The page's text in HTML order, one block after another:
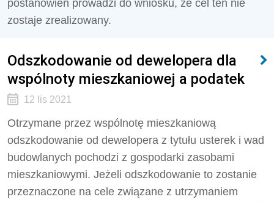
postanowień prowadzi do wniosku, że cel ten nie
zostaje zrealizowany.
Odszkodowanie od dewelopera dla
wspólnoty mieszkaniowej a podatek
12 lis 2021
Otrzymane przez wspólnotę mieszkaniową
odszkodowanie od dewelopera z tytułu usterek i wad
budowlanych pochodzi z gospodarki zasobami
mieszkaniowymi. Jeżeli odszkodowanie to zostanie
przeznaczone na cele związane z utrzymaniem